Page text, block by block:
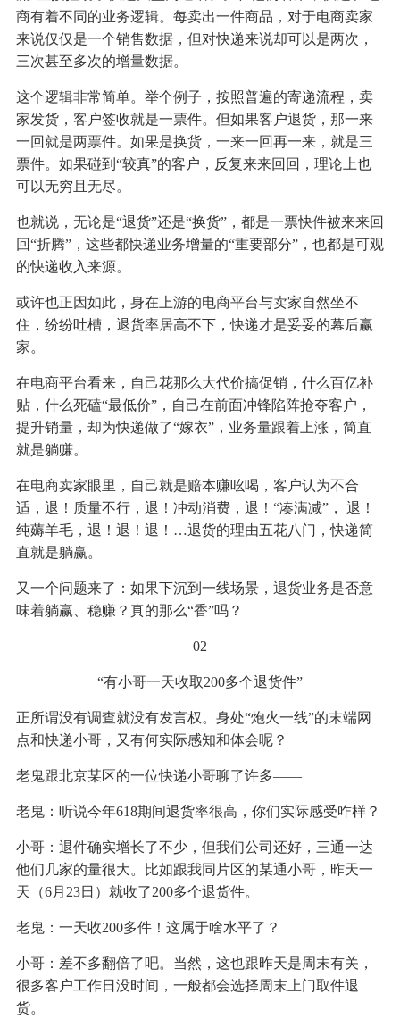
商有着不同的业务逻辑。每卖出一件商品，对于电商卖家
来说仅仅是一个销售数据，但对快递来说却可以是两次，
三次甚至多次的增量数据。
这个逻辑非常简单。举个例子，按照普遍的寄递流程，卖
家发货，客户签收就是一票件。但如果客户退货，那一来
一回就是两票件。如果是换货，一来一回再一来，就是三
票件。如果碰到“较真”的客户，反复来来回回，理论上也
可以无穷且无尽。
也就说，无论是“退货”还是“换货”，都是一票快件被来来回
回“折腾”，这些都快递业务增量的“重要部分”，也都是可观
的快递收入来源。
或许也正因如此，身在上游的电商平台与卖家自然坐不
住，纷纷吐槽，退货率居高不下，快递才是妥妥的幕后赢
家。
在电商平台看来，自己花那么大代价搞促销，什么百亿补
贴，什么死磕“最低价”，自己在前面冲锋陷阵抢夺客户，
提升销量，却为快递做了“嫁衣”，业务量跟着上涨，简直
就是躺赚。
在电商卖家眼里，自己就是赔本赚吆喝，客户认为不合
适，退！质量不行，退！冲动消费，退！“凑满减”， 退！
纯薅羊毛，退！退！退！…退货的理由五花八门，快递简
直就是躺赢。
又一个问题来了：如果下沉到一线场景，退货业务是否意
味着躺赢、稳赚？真的那么“香”吗？
02
“有小哥一天收取200多个退货件”
正所谓没有调查就没有发言权。身处“炮火一线”的末端网
点和快递小哥，又有何实际感知和体会呢？
老鬼跟北京某区的一位快递小哥聊了许多——
老鬼：听说今年618期间退货率很高，你们实际感受咋样？
小哥：退件确实增长了不少，但我们公司还好，三通一达
他们几家的量很大。比如跟我同片区的某通小哥，昨天一
天（6月23日）就收了200多个退货件。
老鬼：一天收200多件！这属于啥水平了？
小哥：差不多翻倍了吧。当然，这也跟昨天是周末有关，
很多客户工作日没时间，一般都会选择周末上门取件退
货。